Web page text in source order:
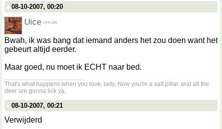
08-10-2007, 00:20
Uice
Bwah, ik was bang dat iemand anders het zou doen want het
gebeurt altijd eerder.
Maar goed, nu moet ik ECHT naar bed.
That's what happens when you look, lady. Now you're a salt pillar, and all the
deer are gonna lick ya.
08-10-2007, 00:21
Verwijderd